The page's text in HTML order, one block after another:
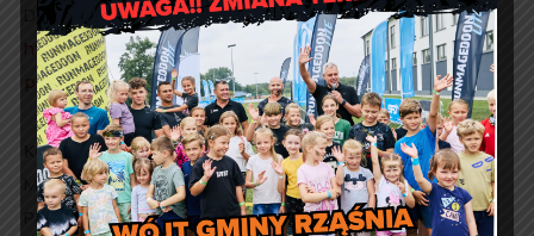
Dokumenty do pobrania:
https://pajeczno.praca.gov.pl/dla-pracodawcow-i-
przedsiebiorcow/tarcza/organizacje.
Kontakt:
Maria Szmajdzińska, tel. 668-278-659
Paulina Bator, tel. 606-325-260,